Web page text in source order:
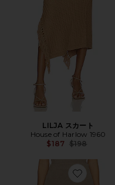
LILJA スカート
House of Harlow 1960
$187 Previous price:
$198
Favorite